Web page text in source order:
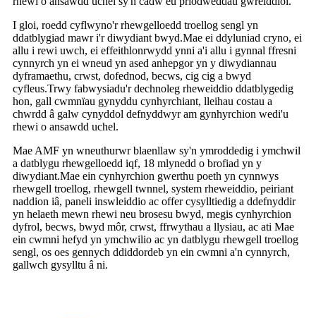
I gloi, roedd cyflwyno'r rhewgelloedd troellog sengl yn
ddatblygiad mawr i'r diwydiant bwyd.Mae ei ddyluniad cryno, ei
allu i rewi uwch, ei effeithlonrwydd ynni a'i allu i gynnal ffresni
cynnyrch yn ei wneud yn ased anhepgor yn y diwydiannau
dyframaethu, crwst, dofednod, becws, cig cig a bwyd
cyfleus.Trwy fabwysiadu'r dechnoleg rheweiddio ddatblygedig
hon, gall cwmnïau gynyddu cynhyrchiant, lleihau costau a
chwrdd â galw cynyddol defnyddwyr am gynhyrchion wedi'u
rhewi o ansawdd uchel.
Mae AMF yn wneuthurwr blaenllaw sy'n ymroddedig i ymchwil
a datblygu rhewgelloedd iqf, 18 mlynedd o brofiad yn y
diwydiant.Mae ein cynhyrchion gwerthu poeth yn cynnwys
rhewgell troellog, rhewgell twnnel, system rheweiddio, peiriant
naddion iâ, paneli inswleiddio ac offer cysylltiedig a ddefnyddir
yn helaeth mewn rhewi neu brosesu bwyd, megis cynhyrchion
dyfrol, becws, bwyd môr, crwst, ffrwythau a llysiau, ac ati Mae
ein cwmni hefyd yn ymchwilio ac yn datblygu rhewgell troellog
sengl, os oes gennych ddiddordeb yn ein cwmni a'n cynnyrch,
gallwch gysylltu â ni.